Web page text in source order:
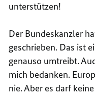
unterstützen!
Der Bundeskanzler
geschrieben. Das ist
genauso umtreibt.
mich bedanken.
nie. Aber es darf